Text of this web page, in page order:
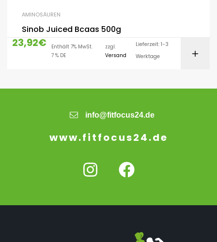
AMINOSÄUREN
Sinob Juiced Bcaas 500g
23,92€
Enthält 7% MwSt.
7 % DE
zzgl.
Versand
Lieferzeit: 1-3
Werktage
info@fitfocus24.de
www.fitfocus24.de